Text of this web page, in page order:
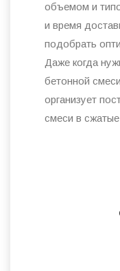
объемом и
и время
подобрать
Даже когда
бетонной
организует
смеси в сжатые